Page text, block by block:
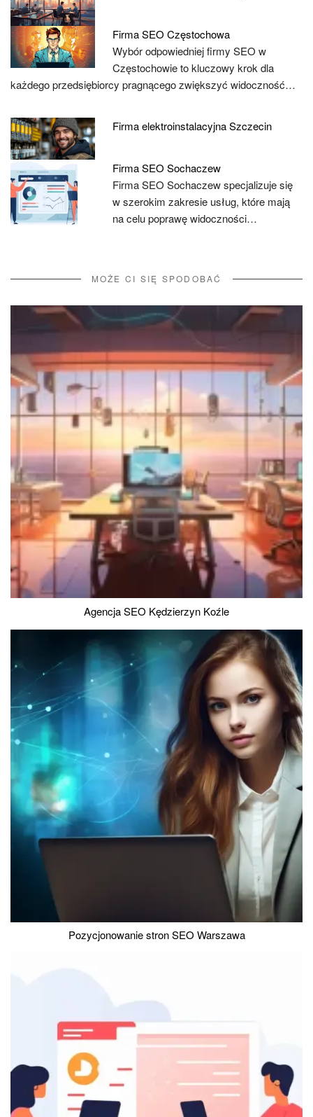
Firma SEO Częstochowa
Wybór odpowiedniej firmy SEO w
Częstochowie to kluczowy krok dla
każdego przedsiębiorcy pragnącego zwiększyć widoczność…
Firma elektroinstalacyjna Szczecin
Firma SEO Sochaczew
Firma SEO Sochaczew specjalizuje się
w szerokim zakresie usług, które mają
na celu poprawę widoczności…
MOŻE CI SIĘ SPODOBAĆ
Agencja SEO Kędzierzyn Koźle
Pozycjonowanie stron SEO Warszawa